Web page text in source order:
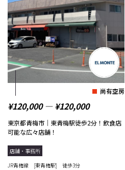
尚有空房
¥120,000 ― ¥120,000
東京都青梅市｜東青梅駅徒歩2分！飲食店
可能な広々店舗！
店舗・事務所
JR青梅線 [東青梅駅] 徒歩3分